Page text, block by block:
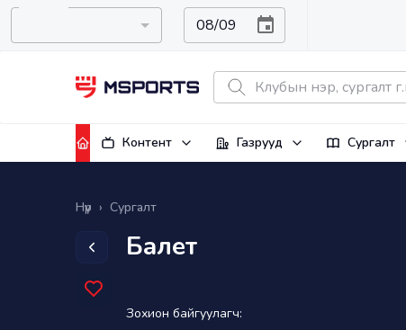
Контент Газрууд Сургалт
Нүүр › Сургалт
Балет
Зохион байгуулагч: